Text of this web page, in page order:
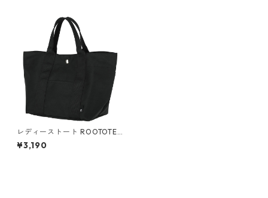
レディーストート ROOTOTE
ルートート デリ.デイズ 外ポケ
ット付き ブラック
¥3,190